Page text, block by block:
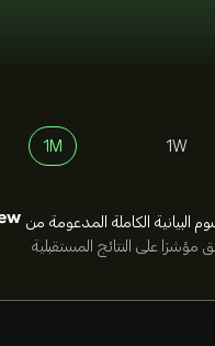
1W
1M
البيانية الكاملة المدعومة من
مؤشرًا على النتائج المستقبلية